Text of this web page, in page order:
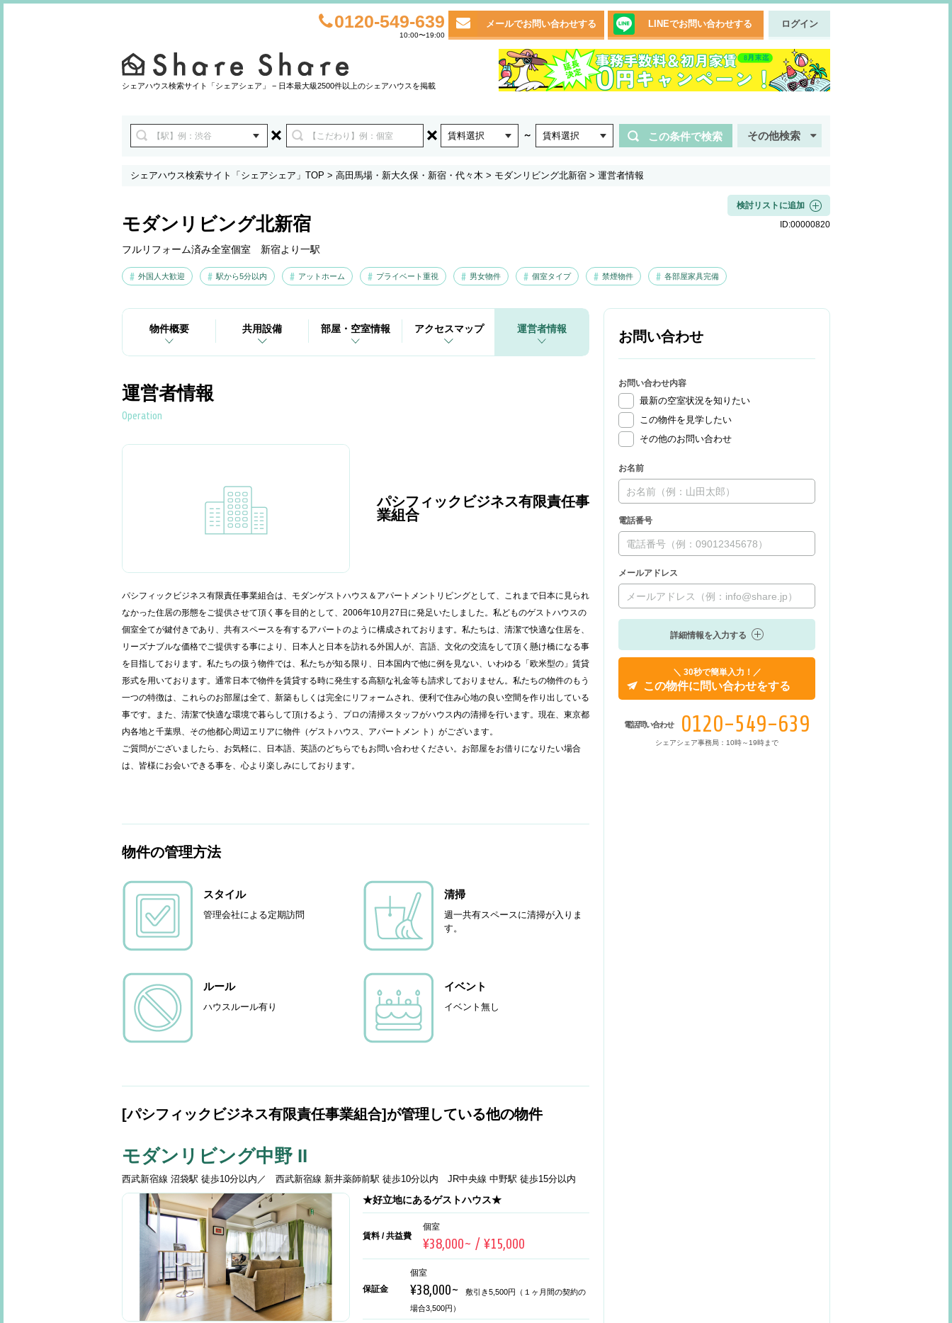
0120-549-639
10:00〜19:00
メールでお問い合わせする LINEでお問い合わせする ログイン
シェアハウス検索サイト「シェアシェア」 − 日本最大級2500件以上のシェアハウスを掲載
賃料選択 ～ 賃料選択 この条件で検索 その他検索
シェアハウス検索サイト「シェアシェア」TOP > 高田馬場・新大久保・新宿・代々木 > モダンリビング北新宿 > 運営者情報
モダンリビング北新宿
フルリフォーム済み全室個室 新宿より一駅
外国人大歓迎 駅から5分以内 アットホーム プライベート重視 男女物件 個室タイプ 禁煙物件 各部屋家具完備
検討リストに追加
ID:00000820
物件概要 共用設備 部屋・空室情報 アクセスマップ 運営者情報
運営者情報
Operation
パシフィックビジネス有限責任事
業組合
パシフィックビジネス有限責任事業組合は、モダンゲストハウス＆アパートメントリビングとして、これまで日本に見られ
なかった住居の形態をご提供させて頂く事を目的として、2006年10月27日に発足いたしました。私どものゲストハウスの
個室全てが鍵付きであり、共有スペースを有するアパートのように構成されております。私たちは、清潔で快適な住居を、
リーズナブルな価格でご提供する事により、日本人と日本を訪れる外国人が、言語、文化の交流をして頂く懸け橋になる事
を目指しております。私たちの扱う物件では、私たちが知る限り、日本国内で他に例を見ない、いわゆる「欧米型の」賃貸
形式を用いております。通常日本で物件を賃貸する時に発生する高額な礼金等も請求しておりません。私たちの物件のもう
一つの特徴は、これらのお部屋は全て、新築もしくは完全にリフォームされ、便利で住み心地の良い空間を作り出している
事です。また、清潔で快適な環境で暮らして頂けるよう、プロの清掃スタッフがハウス内の清掃を行います。現在、東京都
内各地と千葉県、その他都心周辺エリアに物件（ゲストハウス、アパートメン ト）がございます。
ご質問がございましたら、お気軽に、日本語、英語のどちらでもお問い合わせください。お部屋をお借りになりたい場合
は、皆様にお会いできる事を、心より楽しみにしております。
物件の管理方法
スタイル
管理会社による定期訪問
清掃
週一共有スペースに清掃が入りま
す。
ルール
ハウスルール有り
イベント
イベント無し
[パシフィックビジネス有限責任事業組合]が管理している他の物件
モダンリビング中野 II
西武新宿線 沼袋駅 徒歩10分以内／ 西武新宿線 新井薬師前駅 徒歩10分以内 JR中央線 中野駅 徒歩15分以内
★好立地にあるゲストハウス★
賃料 / 共益費
個室
¥38,000~ / ¥15,000
保証金
個室
¥38,000~
敷引き5,500円（１ヶ月間の契約の
場合3,500円）
お問い合わせ
お問い合わせ内容
最新の空室状況を知りたい
この物件を見学したい
その他のお問い合わせ
お名前
電話番号
メールアドレス
詳細情報を入力する
＼ 30秒で簡単入力！／
この物件に問い合わせをする
電話問い合わせ 0120-549-639
シェアシェア事務局：10時～19時まで